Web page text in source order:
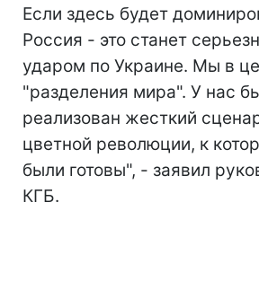
Если здесь будет
Россия - это станет
ударом по Украине. Мы в
"разделения мира". У нас
реализован жесткий
цветной революции, к
были готовы", - заявил
КГБ.